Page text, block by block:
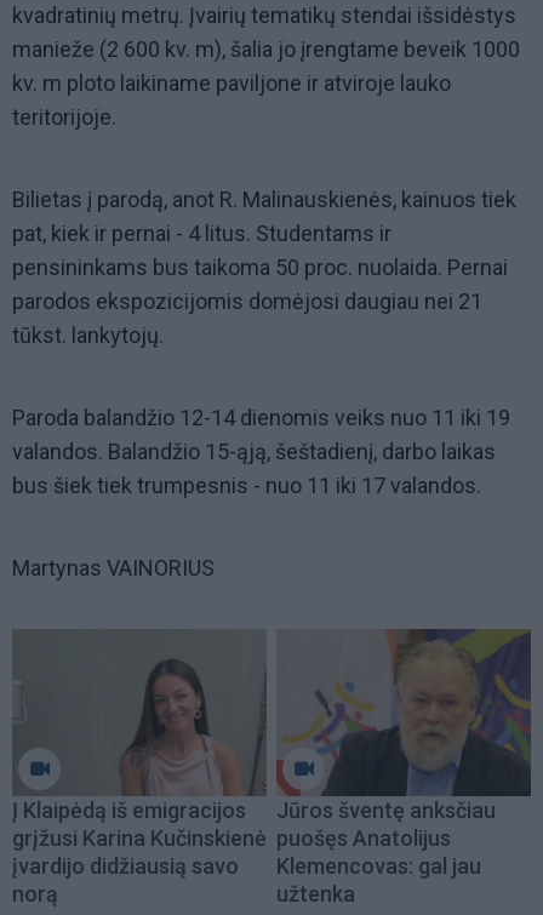
kvadratinių metrų. Įvairių tematikų stendai išsidėstys
manieže (2 600 kv. m), šalia jo įrengtame beveik 1000
kv. m ploto laikiname paviljone ir atviroje lauko
teritorijoje.
Bilietas į parodą, anot R. Malinauskienės, kainuos tiek
pat, kiek ir pernai - 4 litus. Studentams ir
pensininkams bus taikoma 50 proc. nuolaida. Pernai
parodos ekspozicijomis domėjosi daugiau nei 21
tūkst. lankytojų.
Paroda balandžio 12-14 dienomis veiks nuo 11 iki 19
valandos. Balandžio 15-ąją, šeštadienį, darbo laikas
bus šiek tiek trumpesnis - nuo 11 iki 17 valandos.
Martynas VAINORIUS
Į Klaipėdą iš emigracijos
grįžusi Karina Kučinskienė
įvardijo didžiausią savo
norą
Jūros šventę anksčiau
puošęs Anatolijus
Klemencovas: gal jau
užtenka